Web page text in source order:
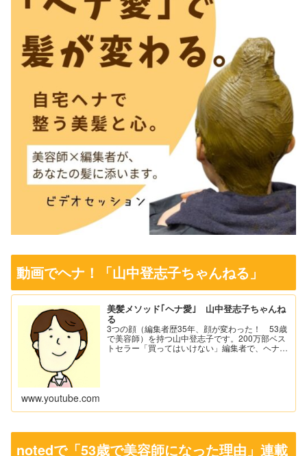
動画でヘナ！「山中登志子ちゃんねる」
美髪メソッド｢ヘナ愛｣ 山中登志子ちゃんね
る
3つの顔（編集者歴35年、顔が変わった！ 53歳
で美容師）を持つ山中登志子です。200万部ベス
トセラー「買ってはいけない」編集者で、ヘナ染
www.youtube.com
notedで「53歳で美容師になった理由」連載